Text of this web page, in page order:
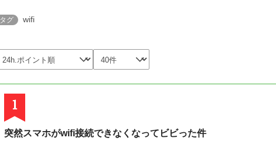
タグ wifi
1
突然スマホがwifi接続できなくなってビビった件